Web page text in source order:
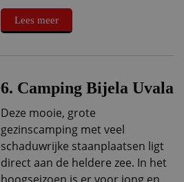
Lees meer
6. Camping Bijela Uvala
Deze mooie, grote
gezinscamping met veel
schaduwrijke staanplaatsen ligt
direct aan de heldere zee. In het